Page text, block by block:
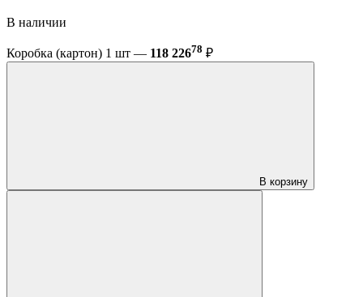
В наличии
Коробка (картон) 1 шт — 118 22678 ₽
В корзину